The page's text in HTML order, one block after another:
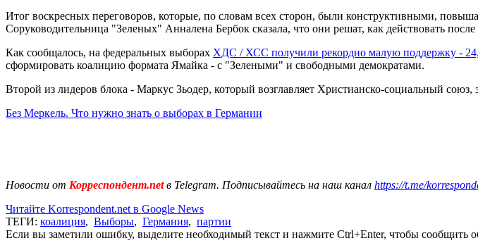
Итог воскресных переговоров, которые, по словам всех сторон, были конструктивными,
Соруководительница "Зеленых" Анналена Бербок сказала, что они решат, как действовать после
Как сообщалось, на федеральных выборах ХДС / ХСС получили рекордно малую поддержку -
сформировать коалицию формата Ямайка - с "Зелеными" и свободными демократами.
Второй из лидеров блока - Маркус Зьодер, который возглавляет Христианско-социальный
Без Меркель. Что нужно знать о выборах в Германии
Новости от Корреспондент.netв Telegram. Подписывайтесь на наш канал https://t.me/
Читайте Korrespondent.net в Google News
ТЕГИ: коалиция, Выборы, Германия, партии
Если вы заметили ошибку, выделите необходимый текст и нажмите Ctrl+Enter, чтобы сообщить